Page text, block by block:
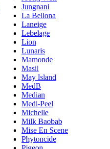
Jungnani
La Bellona
Laneige
Lebelage
Lion
Lunaris
Mamonde
Masil
May Island
MedB
Median
Medi-Peel
Michelle
Milk Baobab
Mise En Scene
Phytoncide